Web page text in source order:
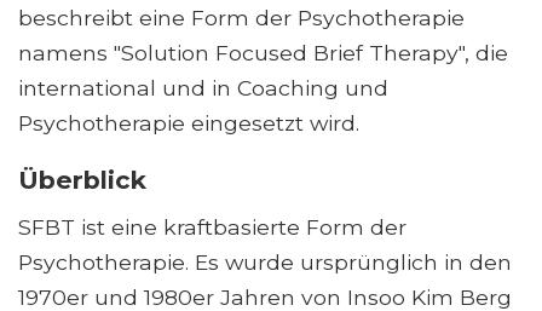
beschreibt eine Form der Psychotherapie
namens "Solution Focused Brief Therapy", die
international und in Coaching und
Psychotherapie eingesetzt wird.
Überblick
SFBT ist eine kraftbasierte Form der
Psychotherapie. Es wurde ursprünglich in den
1970er und 1980er Jahren von Insoo Kim Berg